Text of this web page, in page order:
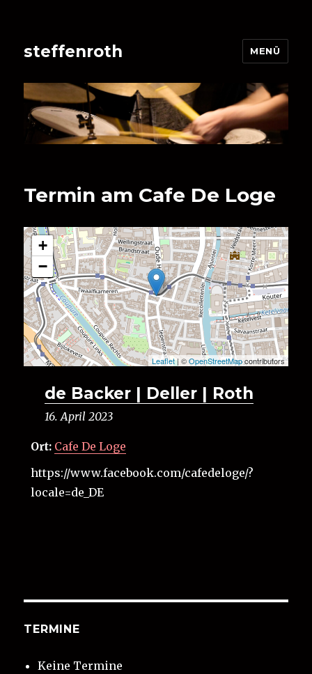
steffenroth MENÜ
Termin am Cafe De Loge
+
−
Leaflet| ©OpenStreetMapcontributors
de Backer | Deller | Roth
16. April 2023
Ort: Cafe De Loge
https://www.facebook.com/cafedeloge/?
locale=de_DE
TERMINE
Keine Termine